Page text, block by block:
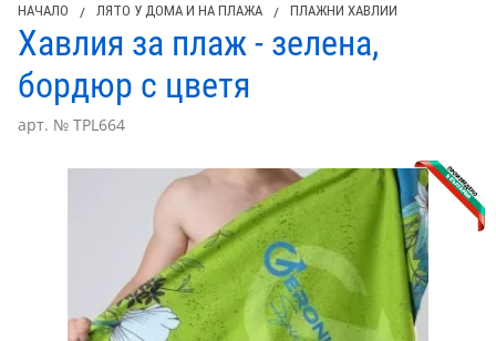
НАЧАЛО / ЛЯТО У ДОМА И НА ПЛАЖА / ПЛАЖНИ ХАВЛИИ
Хавлия за плаж - зелена,
бордюр с цветя
арт. № TPL664